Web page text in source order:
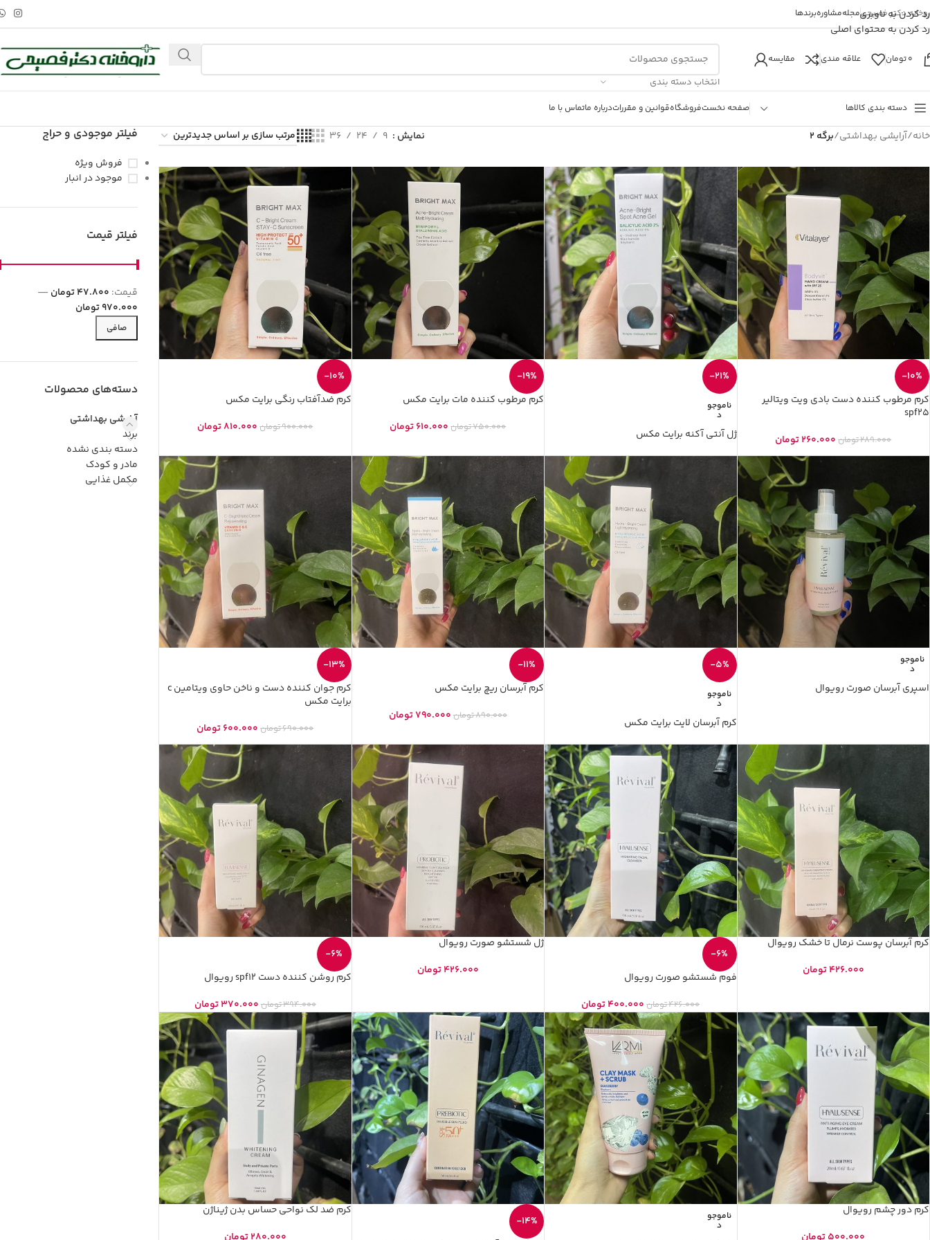
رد کردن به ناوبری
رد کردن به محتوای اصلی
دکتر فصیحیمجلهمشاورهبرندها
0تومان علاقه مندی مقایسه
انتخاب دسته بندی
دسته بندی کالاها صفحه نخستفروشگاهقوانین و مقرراتدرباره ماتماس با ما
خانه/آرایشی بهداشتی/برگه 3 نمایش 9
24
36
-10%
کرم مرطوب کننده دست بادی ویت ویتالیر
spf25
289.000تومان 260.000تومان
-21%
ناموجو
د
ژل آنتی آکنه برایت مکس
-19%
کرم مرطوب کننده مات برایت مکس
750.000تومان 610.000تومان
-10%
کرم ضدآفتاب رنگی برایت مکس
900.000تومان 810.000تومان
ناموجو
د
اسپری آبرسان صورت رویوال
-5%
ناموجو
د
کرم آبرسان لایت برایت مکس
-11%
کرم آبرسان ریچ برایت مکس
890.000تومان 790.000تومان
-13%
کرم جوان کننده دست و ناخن حاوی ویتامین c
برایت مکس
690.000تومان 600.000تومان
کرم آبرسان پوست نرمال تا خشک رویوال
426.000تومان
-6%
فوم شستشو صورت رویوال
426.000تومان 400.000تومان
ژل شستشو صورت رویوال
426.000تومان
-6%
کرم روشن کننده دست spf12 رویوال
394.000تومان 370.000تومان
کرم دور چشم رویوال
ناموجو
د
-14%
کرم ضد لک نواحی حساس بدن ژیناژن
فیلتر موجودی و حراج
فروش ویژه
موجود در انبار
فیلتر قیمت
صافی
قيمت: 47.800 تومان
—
970.000 تومان
دسته‌های محصولات
آرایشی بهداشتی
برند
دسته بندی نشده
مادر و کودک
مکمل غذایی